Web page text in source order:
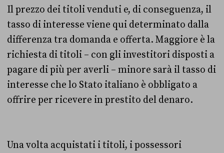
Il prezzo dei titoli venduti e, di conseguenza, il
tasso di interesse viene qui determinato dalla
differenza tra domanda e offerta. Maggiore è la
richiesta di titoli – con gli investitori disposti a
pagare di più per averli – minore sarà il tasso di
interesse che lo Stato italiano è obbligato a
offrire per ricevere in prestito del denaro.
Una volta acquistati i titoli, i possessori